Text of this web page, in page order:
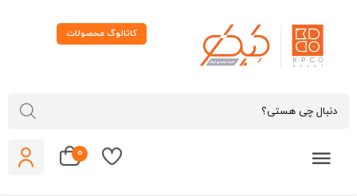
کاتالوگ محصولات